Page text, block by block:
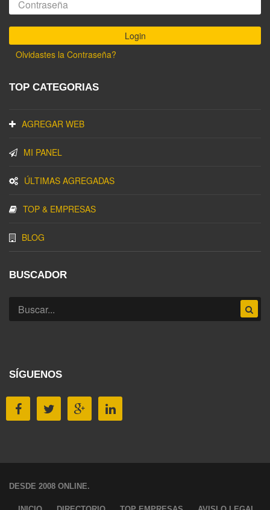
Olvidastes la Contraseña?
TOP CATEGORIAS
AGREGAR WEB
MI PANEL
ÚLTIMAS AGREGADAS
TOP & EMPRESAS
BLOG
BUSCADOR
SÍGUENOS
DESDE 2008 ONLINE.